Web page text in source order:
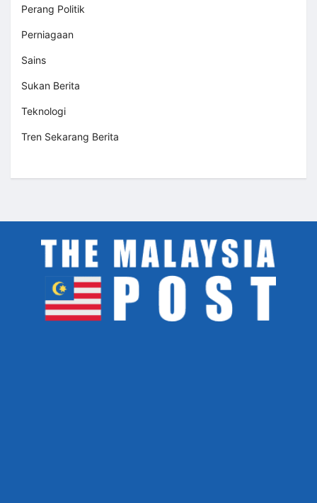
Perang Politik
Perniagaan
Sains
Sukan Berita
Teknologi
Tren Sekarang Berita